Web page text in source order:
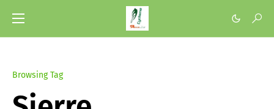
Browsing Tag